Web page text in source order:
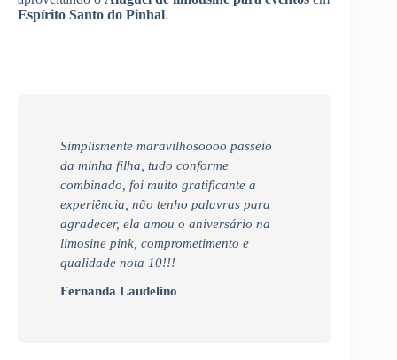
Espírito Santo do Pinhal.
Simplismente maravilhosoooo passeio
da minha filha, tudo conforme
combinado, foi muito gratificante a
experiência, não tenho palavras para
agradecer, ela amou o aniversário na
limosine pink, comprometimento e
qualidade nota 10!!!
Fernanda Laudelino